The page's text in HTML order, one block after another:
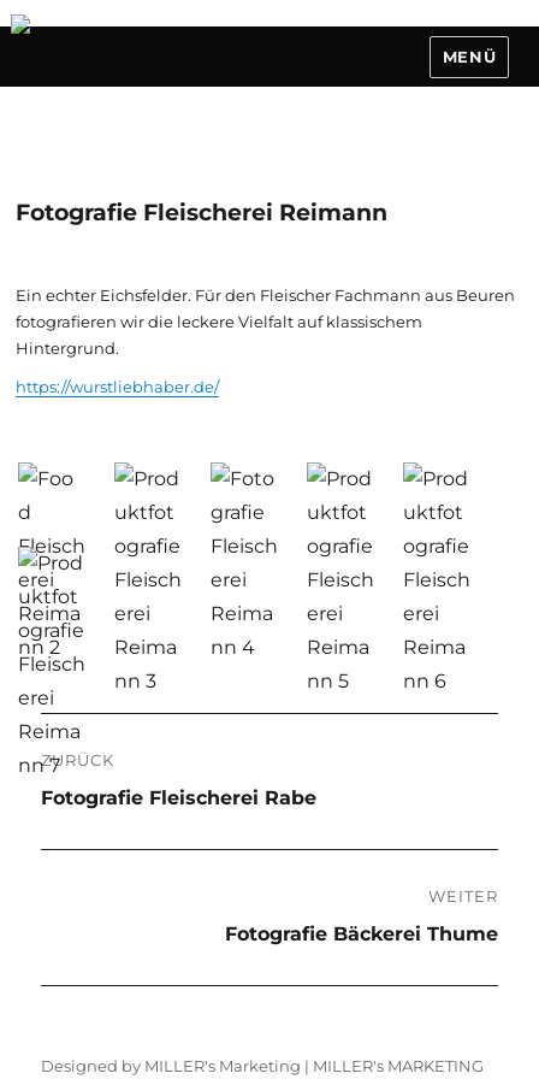
MENÜ
Fotografie Fleischerei Reimann
Ein echter Eichsfelder. Für den Fleischer Fachmann aus Beuren
fotografieren wir die leckere Vielfalt auf klassischem
Hintergrund.
https://wurstliebhaber.de/
Beitragsnavigation
ZURÜCK
Vorheriger
Fotografie Fleischerei Rabe
WEITER
Fotografie Bäckerei Thume
Designed by MILLER's Marketing | MILLER's MARKETING